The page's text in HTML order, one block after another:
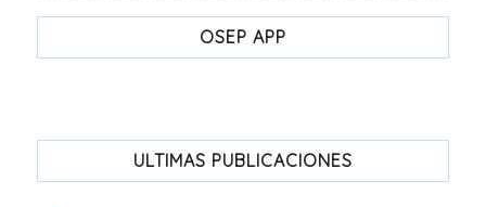
OSEP APP
ULTIMAS PUBLICACIONES